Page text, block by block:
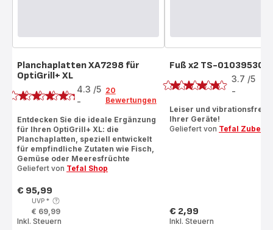
Planchaplatten XA7298 für
OptiGrill+ XL
Bewertung
4.3 /5
-
20
Bewertungen
Entdecken Sie die ideale Ergänzung
für Ihren OptiGrill+ XL: die
Planchaplatten, speziell entwickelt
für empfindliche Zutaten wie Fisch,
Gemüse oder Meeresfrüchte
Geliefert von Tefal Shop
Preis
€ 95,99
UVP*
€ 69,99
Inkl. Steuern
Fuß x2 TS-01039530
Bewertung
3.7 /5
-
Leiser und
Ihrer Geräte!
Geliefert von Tefal
Preis
€ 2,99
Inkl. Steuern